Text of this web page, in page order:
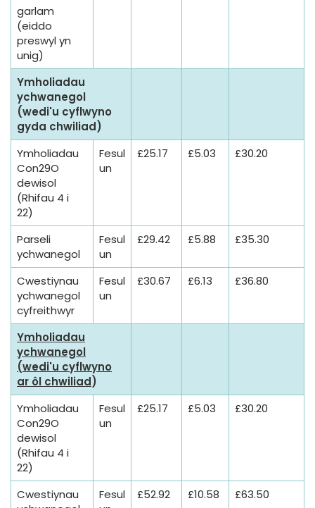
garlam
(eiddo
preswyl yn
unig)
Ymholiadau
ychwanegol
(wedi'u cyflwyno
gyda chwiliad)
Ymholiadau
Con29O
dewisol
(Rhifau 4 i
22)
Fesul
un
£25.17 £5.03 £30.20
Parseli
ychwanegol
Fesul
un
£29.42 £5.88 £35.30
Cwestiynau
ychwanegol
cyfreithwyr
Fesul
un
£30.67 £6.13 £36.80
Ymholiadau
ychwanegol
(wedi'u cyflwyno
ar ôl chwiliad)
Ymholiadau
Con29O
dewisol
(Rhifau 4 i
22)
Fesul
un
£25.17 £5.03 £30.20
Cwestiynau
Fesul
£52.92 £10.58 £63.50